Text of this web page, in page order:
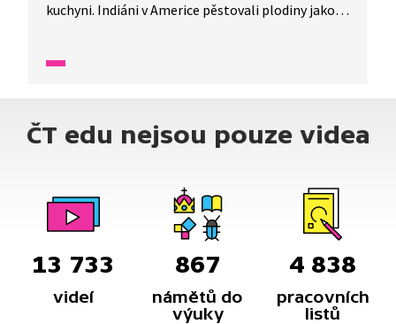
kuchyni. Indiáni v Americe pěstovali plodiny jako
dalších potravin naši kuchyni představit
ČT edu nejsou pouze videa
13 733
videí
867
námětů do
výuky
4 838
pracovních
listů